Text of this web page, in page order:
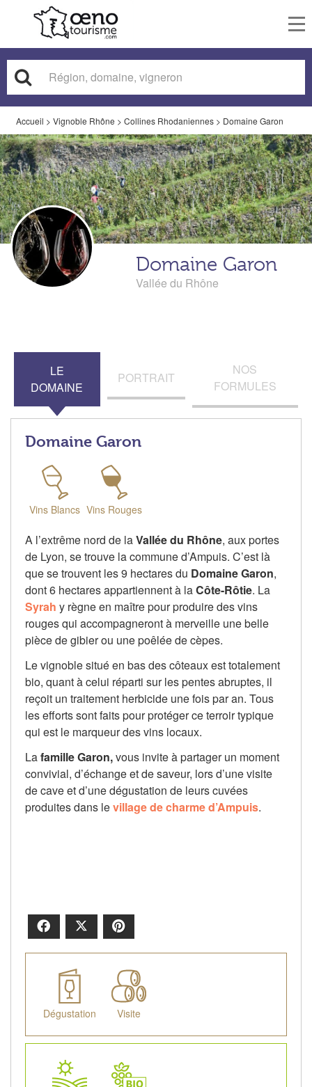
Accueil > Vignoble Rhône > Collines Rhodaniennes > Domaine Garon
Domaine Garon
Vallée du Rhône
LE
DOMAINE
PORTRAIT
NOS
FORMULES
Domaine Garon
Vins Blancs Vins Rouges
A l’extrême nord de laVallée du Rhône, aux portes
de Lyon, se trouve la commune d’Ampuis. C’est là
que se trouvent les 9 hectares du Domaine Garon,
dont 6 hectares appartiennent à laCôte-Rôtie. La
Syrah y règne en maître pour produire des vins
rouges qui accompagneront à merveille une belle
pièce de gibier ou une poêlée de cèpes.
Le vignoble situé en bas des côteaux est totalement
bio, quant à celui réparti sur les pentes abruptes, il
reçoit un traitement herbicide une fois par an. Tous
les efforts sont faits pour protéger ce terroir typique
qui est le marqueur des vins locaux.
Lafamille Garon,vous invite à partager un moment
convivial, d’échange et de saveur, lors d’une visite
de cave et d’une dégustation de leurs cuvées
produites dans levillage de charme d’Ampuis.
Facebook
Dégustation Visite